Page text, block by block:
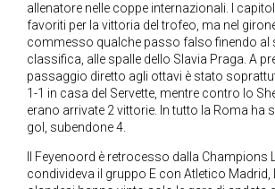
allenatore nelle coppe internazionali. I
favoriti per la vittoria del trofeo, ma nel
commesso qualche passo falso finendo al
classifica, alle spalle dello Slavia Praga. A
passaggio diretto agli ottavi è stato
1-1 in casa del Servette, mentre contro lo
erano arrivate 2 vittorie. In tutto la Roma ha
gol, subendone 4.
Il Feyenoord è retrocesso dalla Champions
condivideva il gruppo E con Atletico Madrid,